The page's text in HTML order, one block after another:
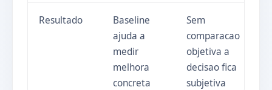
Resultado
Baseline
ajuda a
medir
melhora
concreta
Sem
comparacao
objetiva a
decisao fica
subjetiva